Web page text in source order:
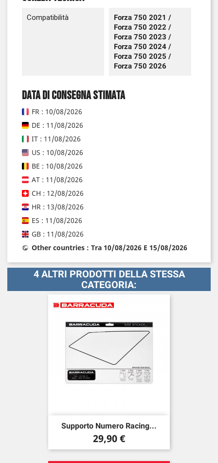
Compatibilità
Forza 750 2021 /
Forza 750 2022 /
Forza 750 2023 /
Forza 750 2024 /
Forza 750 2025 /
Forza 750 2026
Data di consegna stimata
FR : 10/08/2026
DE : 11/08/2026
IT : 11/08/2026
US : 10/08/2026
BE : 10/08/2026
AT : 11/08/2026
CH : 12/08/2026
HR : 13/08/2026
ES : 11/08/2026
GB : 11/08/2026
Other countries : Tra 10/08/2026 E 15/08/2026
4 ALTRI PRODOTTI DELLA STESSA
CATEGORIA:
Supporto Numero Racing...
Prezzo
29,90 €